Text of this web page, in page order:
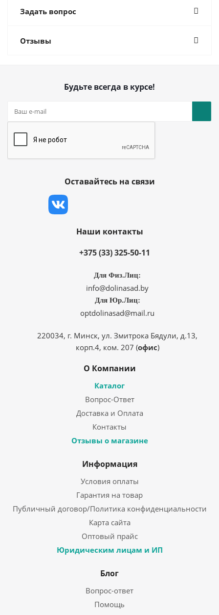
Задать вопрос
Отзывы
Будьте всегда в курсе!
Оставайтесь на связи
Наши контакты
+375 (33) 325-50-11
Для Физ.Лиц:
info@dolinasad.by
Для Юр.Лиц:
optdolinasad@mail.ru
220034, г. Минск, ул. Змитрока Бядули, д.13,
корп.4, ком. 207 (офис)
О Компании
Каталог
Вопрос-Ответ
Доставка и Оплата
Контакты
Отзывы о магазине
Информация
Условия оплаты
Гарантия на товар
Публичный договор/Политика конфиденциальности
Карта сайта
Оптовый прайс
Юридическим лицам и ИП
Блог
Вопрос-ответ
Помощь